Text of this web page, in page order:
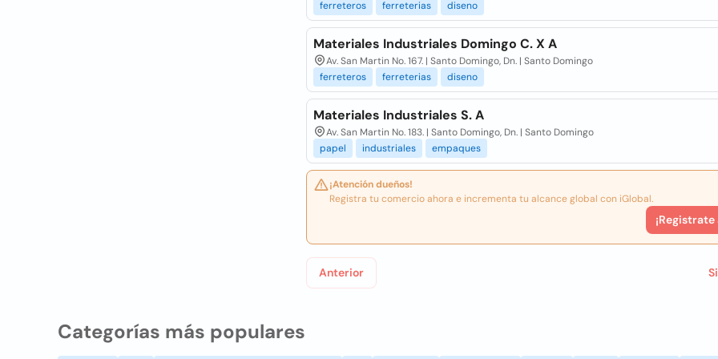
ferreteros
ferreterias diseno
Materiales Industriales Domingo C. X A
Av. San Martin No. 167. | Santo Domingo, Dn. | Santo Domingo
ferreteros
ferreterias diseno
Materiales Industriales S. A
Av. San Martin No. 183. | Santo Domingo, Dn. | Santo Domingo
papel
industriales empaques
¡Atención dueños!
Registra tu comercio ahora e incrementa tu alcance global con iGlobal.
¡Registrate
Anterior
Categorías más populares